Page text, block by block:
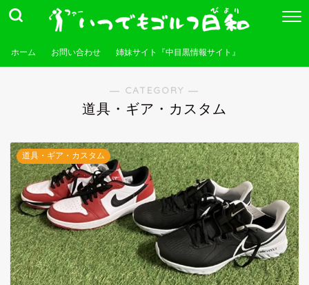
ホーム お問い合わせ 姉妹サイト『中目黒情報サイト』
― CATEGORY ―
道具・ギア・カスタム
道具・ギア・カスタム